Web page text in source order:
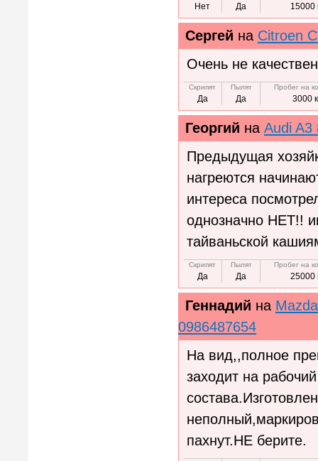
Нет Да 15000
Сергей на Citroen
Очень не
Скрипят
Да
Пылят
Да
Пробег на
3000
Георгий на Audi A3
Предыдущая
нагреются
интереса
однозначно НЕТ!!
тайваньской
Скрипят
Да
Пылят
Да
Пробег на
25000
Геннадий на
0986487654
На вид,,полное
заходит на
пахнут.НЕ берите.